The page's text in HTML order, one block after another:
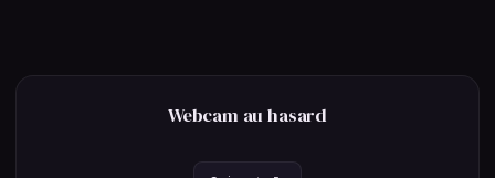
2 Confirmation majorité
Webcam au hasard